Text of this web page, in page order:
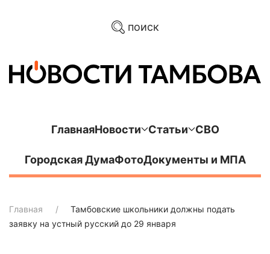
поиск
ГлавнаяНовости Статьи СВО
Городская ДумаФотоДокументы и МПА
Главная
Тамбовские школьники должны подать
заявку на устный русский до 29 января